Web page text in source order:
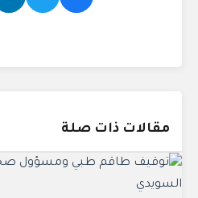
مقالات ذات صلة